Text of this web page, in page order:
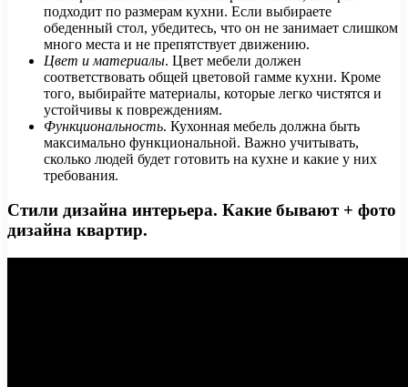
подходит по размерам кухни. Если выбираете
обеденный стол, убедитесь, что он не занимает слишком
много места и не препятствует движению.
Цвет и материалы. Цвет мебели должен
соответствовать общей цветовой гамме кухни. Кроме
того, выбирайте материалы, которые легко чистятся и
устойчивы к повреждениям.
Функциональность. Кухонная мебель должна быть
максимально функциональной. Важно учитывать,
сколько людей будет готовить на кухне и какие у них
требования.
Стили дизайна интерьера. Какие бывают + фото
дизайна квартир.